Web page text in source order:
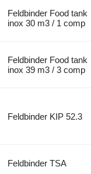
Feldbinder Food tank
inox 30 m3 / 1 comp
Feldbinder Food tank
inox 39 m3 / 3 comp
Feldbinder KIP 52.3
Feldbinder TSA